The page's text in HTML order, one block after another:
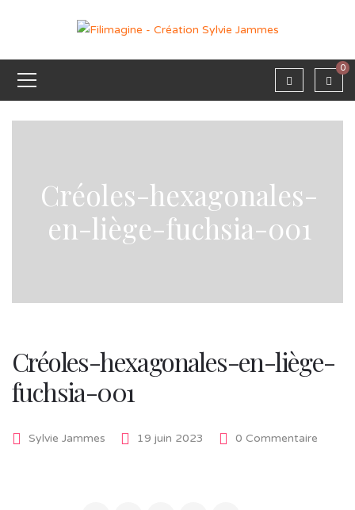
0
Créoles-hexagonales-
en-liège-fuchsia-001
Créoles-hexagonales-en-liège-
fuchsia-001
Sylvie Jammes 19 juin 2023 0 Commentaire